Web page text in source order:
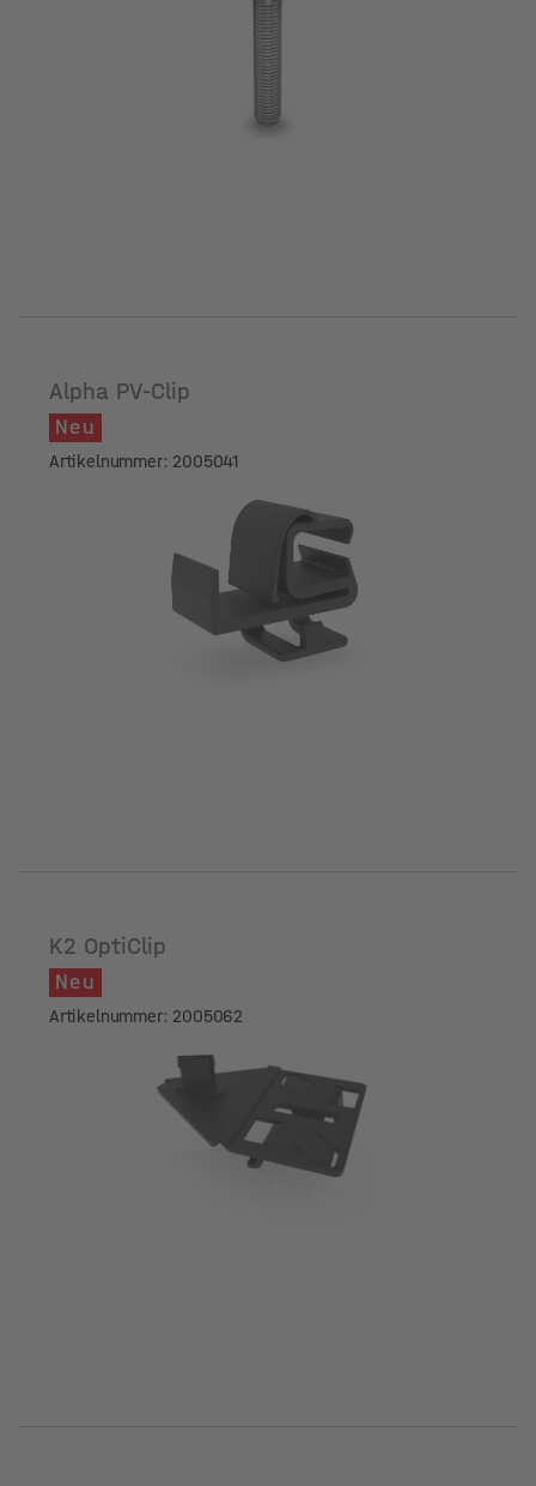
Alpha PV-Clip
Neu
Artikelnummer: 2005041
K2 OptiClip
Neu
Artikelnummer: 2005062